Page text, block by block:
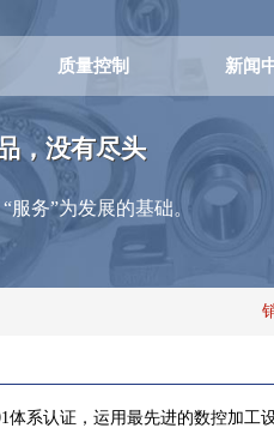
质量控制 新闻
，没有尽头
服务”为发展的基础。
体系认证，运用最先进的数控加